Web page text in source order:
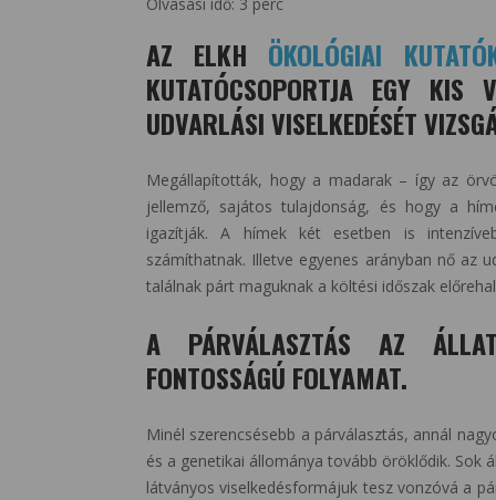
AZ ELKH ÖKOLÓGIAI
KUTATÓCSOPORTJA EGY KIS
UDVARLÁSI VISELKEDÉSÉT
Megállapították, hogy a madarak – így az
jellemző, sajátos tulajdonság, és hogy a
igazítják. A hímek két esetben is
számíthatnak. Illetve egyenes arányban nő az
találnak párt maguknak a költési időszak
A PÁRVÁLASZTÁS AZ
FONTOSSÁGÚ FOLYAMAT.
Minél szerencsésebb a párválasztás, annál
és a genetikai állománya tovább öröklődik. Sok
látványos viselkedésformájuk tesz vonzóvá a